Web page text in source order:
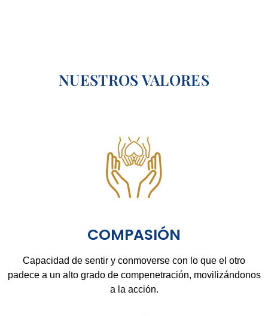
NUESTROS VALORES
COMPASIÓN
Capacidad de sentir y conmoverse con lo que el otro
padece a un alto grado de compenetración, movilizándonos
a la acción.